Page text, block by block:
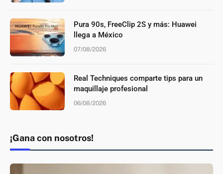
Pura 90s, FreeClip 2S y más: Huawei
llega a México
07/08/2026
Real Techniques comparte tips para un
maquillaje profesional
06/08/2026
¡Gana con nosotros!